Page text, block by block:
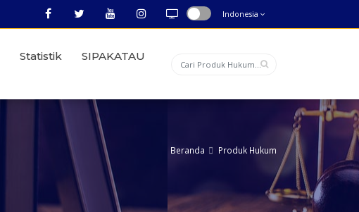
Indonesia
Statistik SIPAKATAU
Beranda Produk Hukum